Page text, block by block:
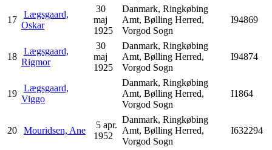
17
Lægsgaard,
Oskar
30
maj
1925
Danmark, Ringkøbing
Amt, Bølling Herred,
Vorgod Sogn
I94869
18
Lægsgaard,
Rigmor
30
maj
1925
Danmark, Ringkøbing
Amt, Bølling Herred,
Vorgod Sogn
I94874
19
Lægsgaard,
Viggo
Danmark, Ringkøbing
Amt, Bølling Herred,
Vorgod Sogn
I1864
20 Mouridsen, Ane
5 apr.
1952
Danmark, Ringkøbing
Amt, Bølling Herred,
Vorgod Sogn
I632294